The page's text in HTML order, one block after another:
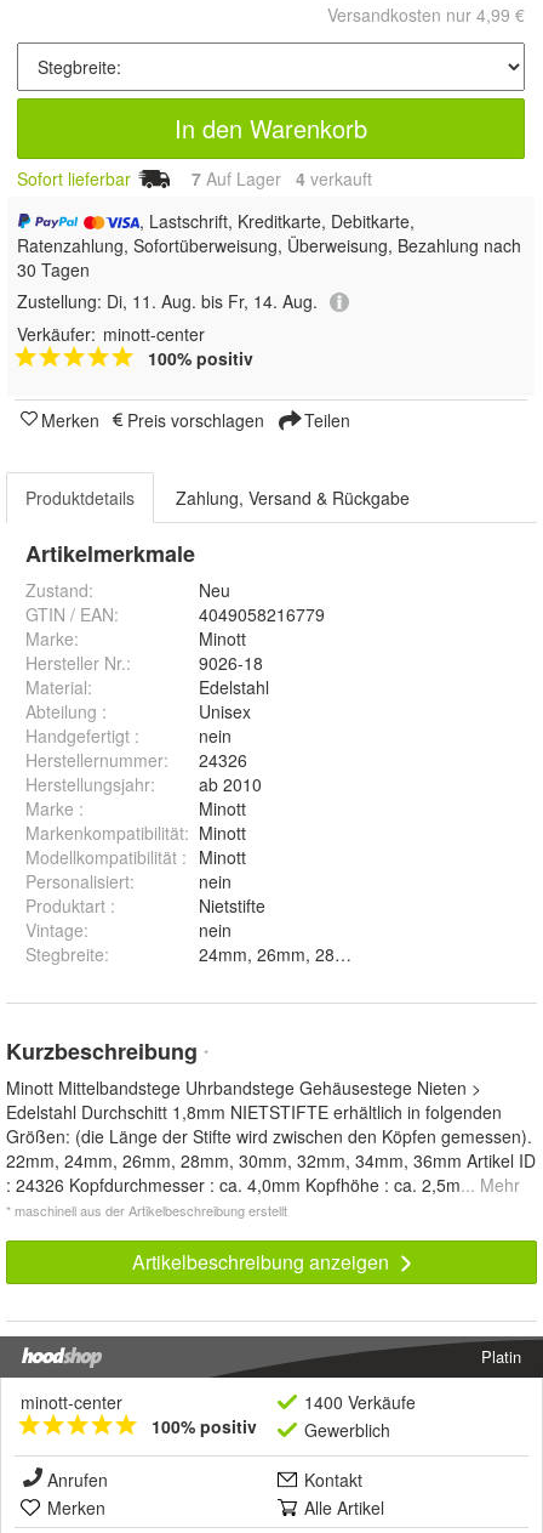
Versandkosten nur 4,99 €
In den Warenkorb
Sofort lieferbar 7 Auf Lager 4 verkauft
, Lastschrift, Kreditkarte, Debitkarte,
Ratenzahlung, Sofortüberweisung, Überweisung, Bezahlung nach
30 Tagen
Zustellung: Di, 11. Aug. bis Fr, 14. Aug.
Verkäufer: minott-center
100% positiv
Merken Preis vorschlagen Teilen
Produktdetails Zahlung, Versand & Rückgabe
Artikelmerkmale
Zustand:
Neu
GTIN / EAN:
4049058216779
Marke:
Minott
Hersteller Nr.:
9026-18
Material:
Edelstahl
Abteilung :
Unisex
Handgefertigt :
nein
Herstellernummer:
24326
Herstellungsjahr:
ab 2010
Marke :
Minott
Markenkompatibilität: Minott
Modellkompatibilität : Minott
Personalisiert:
nein
Produktart :
Nietstifte
Vintage:
nein
Stegbreite:
Kurzbeschreibung *
Minott Mittelbandstege Uhrbandstege Gehäusestege Nieten >
Edelstahl Durchschitt 1,8mm NIETSTIFTE erhältlich in folgenden
Größen: (die Länge der Stifte wird zwischen den Köpfen gemessen).
22mm, 24mm, 26mm, 28mm, 30mm, 32mm, 34mm, 36mm Artikel ID
: 24326 Kopfdurchmesser : ca. 4,0mm Kopfhöhe : ca. 2,5m... Mehr
* maschinell aus der Artikelbeschreibung erstellt
Artikelbeschreibung anzeigen
Platin
minott-center
100% positiv
1400 Verkäufe
Gewerblich
Anrufen
Kontakt
Merken
Alle Artikel